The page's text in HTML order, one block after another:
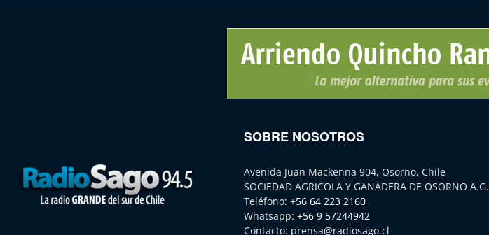
SOBRE NOSOTROS
Avenida Juan Mackenna 904, Osorno, Chile
SOCIEDAD AGRICOLA Y GANADERA DE OSORNO A.G.
Teléfono: +56 64 223 2160
Whatsapp: +56 9 57244942
Contacto: prensa@radiosago.cl